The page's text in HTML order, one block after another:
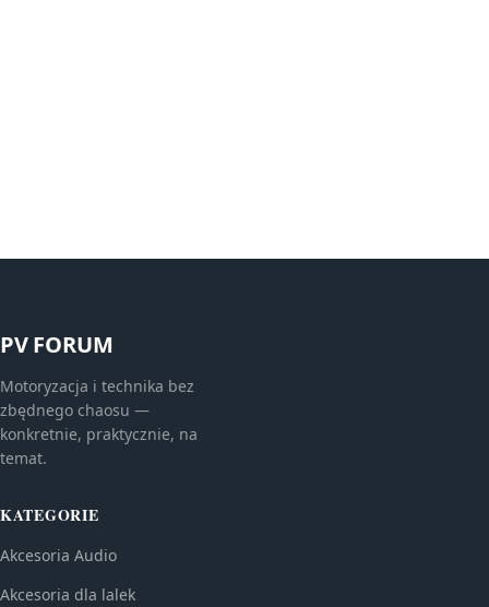
PV FORUM
Motoryzacja i technika bez
zbędnego chaosu —
konkretnie, praktycznie, na
temat.
KATEGORIE
Akcesoria Audio
Akcesoria dla lalek